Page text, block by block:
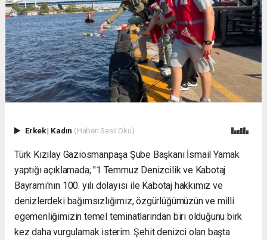
Erkek| Kadın (Haberi Sesli Oku)
Türk Kızılay Gaziosmanpaşa Şube Başkanı İsmail Yamak
yaptığı açıklamada; "1 Temmuz Denizcilik ve Kabotaj
Bayramı'nın 100. yılı dolayısı ile Kabotaj hakkımız ve
denizlerdeki bağımsızlığımız, özgürlüğümüzün ve milli
egemenliğimizin temel teminatlarından biri olduğunu birk
kez daha vurgulamak isterim. Şehit denizci olan başta